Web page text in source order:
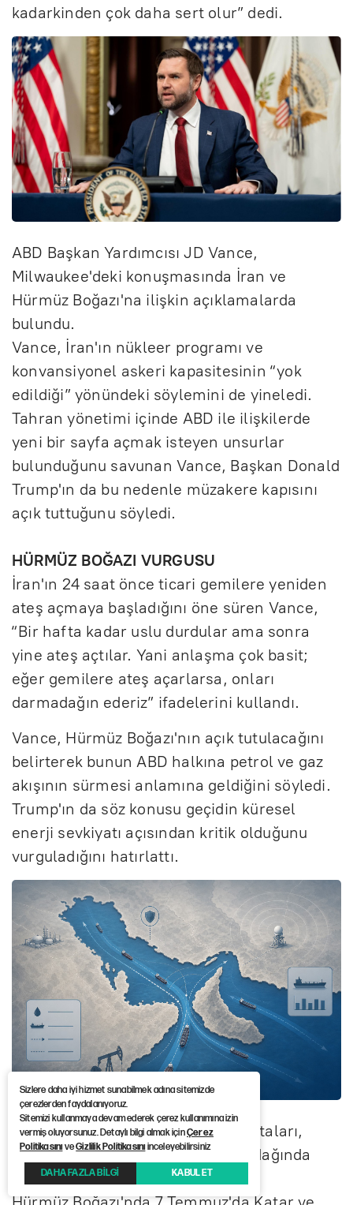
kadarkinden çok daha sert olur” dedi.
ABD Başkan Yardımcısı JD Vance,
Milwaukee'deki konuşmasında İran ve
Hürmüz Boğazı'na ilişkin açıklamalarda
bulundu.
Vance, İran'ın nükleer programı ve
konvansiyonel askeri kapasitesinin “yok
edildiği” yönündeki söylemini de yineledi.
Tahran yönetimi içinde ABD ile ilişkilerde
yeni bir sayfa açmak isteyen unsurlar
bulunduğunu savunan Vance, Başkan Donald
Trump'ın da bu nedenle müzakere kapısını
açık tuttuğunu söyledi.
HÜRMÜZ BOĞAZI VURGUSU
İran'ın 24 saat önce ticari gemilere yeniden
ateş açmaya başladığını öne süren Vance,
“Bir hafta kadar uslu durdular ama sonra
yine ateş açtılar. Yani anlaşma çok basit;
eğer gemilere ateş açarlarsa, onları
darmadağın ederiz” ifadelerini kullandı.
Vance, Hürmüz Boğazı'nın açık tutulacağını
belirterek bunun ABD halkına petrol ve gaz
akışının sürmesi anlamına geldiğini söyledi.
Trump'ın da söz konusu geçidin küresel
enerji sevkiyatı açısından kritik olduğunu
vurguladığını hatırlattı.
Bölgedeki deniz trafiği ve enerji rotaları,
Washington-Tahran geriliminin odağında
bulunuyor.
Sizlere daha iyi hizmet sunabilmek adına sitemizde
çerezlerden faydalanıyoruz.
Sitemizi kullanmaya devam ederek çerez kullanımına izin
vermiş oluyorsunuz. Detaylı bilgi almak içinÇerez
PolitikasınıveGizlilik Politikasınıinceleyebilirsiniz
DAHA FAZLA BİLGİ KABUL ET